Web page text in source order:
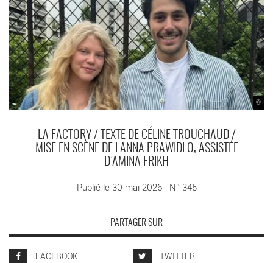
©
LA FACTORY / TEXTE DE CÉLINE TROUCHAUD /
MISE EN SCÈNE DE LANNA PRAWIDLO, ASSISTÉE
D’AMINA FRIKH
Publié le 30 mai 2026 - N° 345
PARTAGER SUR
FACEBOOK
TWITTER